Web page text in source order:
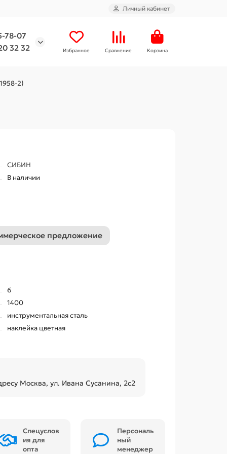
Личный кабинет
78-07
32 32
Избранное Сравнение Корзина
2)
СИБИН
В наличии
предложение
6
1400
инструментальная сталь
наклейка цветная
Москва, ул. Ивана Сусанина, 2с2
Спецуслов
ия для
опта
Персональ
ный
менеджер